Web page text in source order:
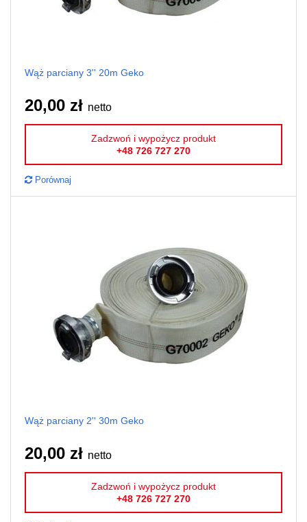
Wąż parciany 3'' 20m Geko
20,00 zł netto
Zadzwoń i wypożycz produkt
+48 726 727 270
Porównaj
Wąż parciany 2'' 30m Geko
20,00 zł netto
Zadzwoń i wypożycz produkt
+48 726 727 270